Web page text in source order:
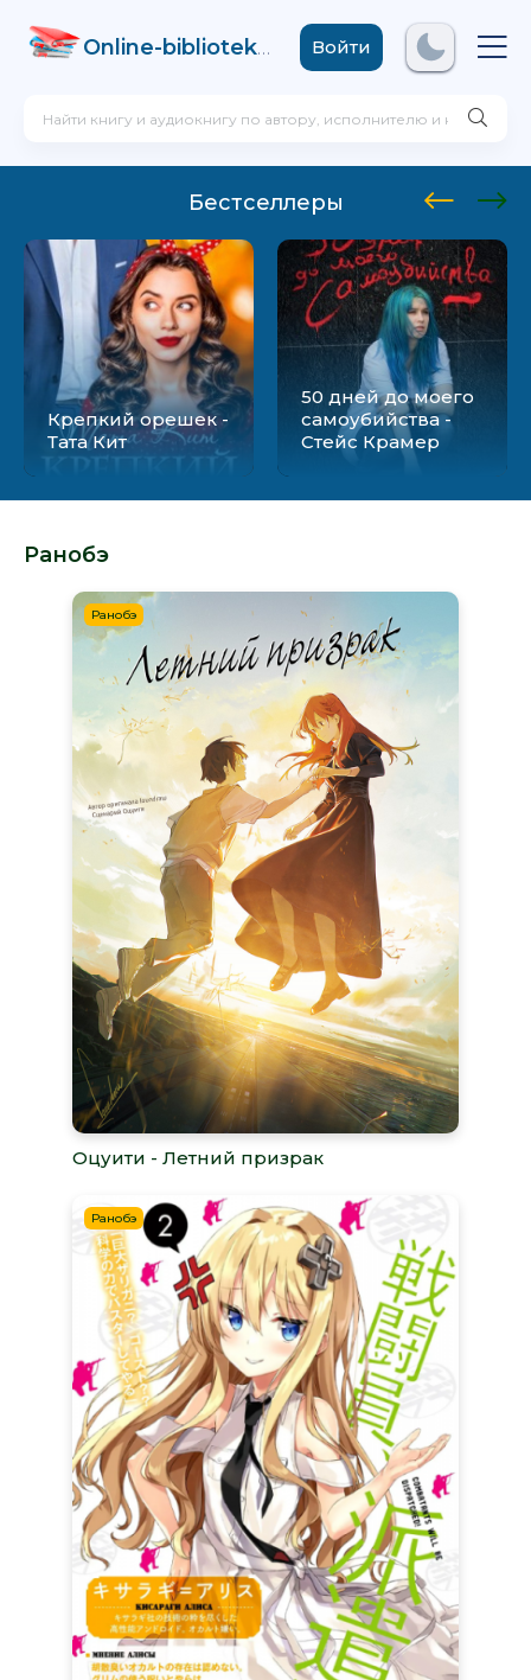
Online-biblioteka .comВойти
Бестселлеры
Крепкий орешек -
Тата Кит
50 дней до моего
самоубийства -
Стейс Крамер
Ранобэ
Ранобэ
Оцуити - Летний призрак
Ранобэ